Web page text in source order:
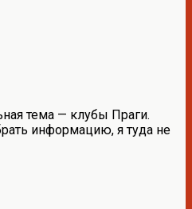
тема — клубы Праги.
информацию, я туда не